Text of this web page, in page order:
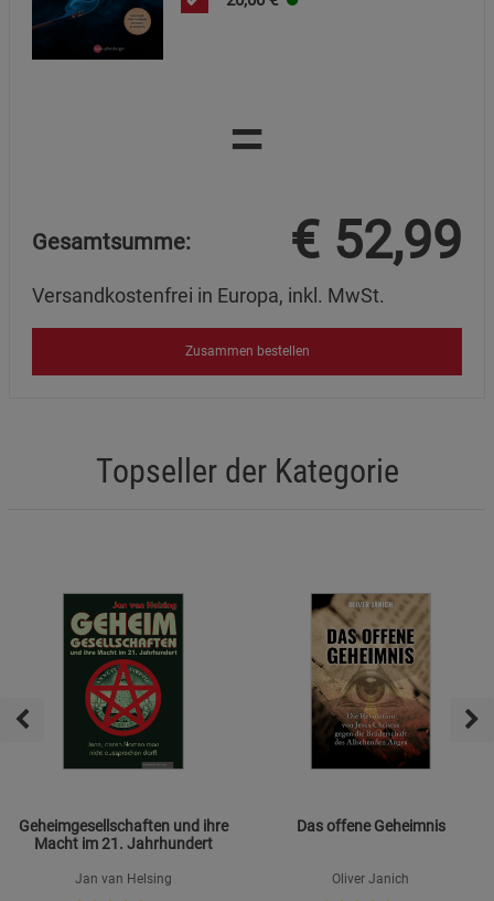
=
Gesamtsumme: € 52,99
Versandkostenfrei in Europa, inkl. MwSt.
Zusammen bestellen
Topseller der Kategorie
Geheimgesellschaften und ihre
Macht im 21. Jahrhundert
Jan van Helsing
Das offene Geheimnis
Oliver Janich